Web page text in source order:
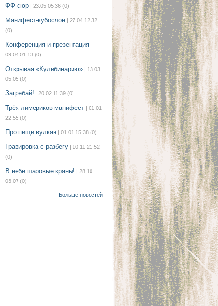
ФФ-сюр | 23.05 05:36 (0)
Манифест-кубослон | 27.04 12:32
(0)
Конференция и презентация |
09.04 01:13 (0)
Открывая «Кулибинарию» | 13.03
05:05 (0)
Загребай! | 20.02 11:39 (0)
Трёх лимериков манифест | 01.01
22:55 (0)
Про пищи вулкан | 01.01 15:38 (0)
Гравировка с разбегу | 10.11 21:52
(0)
В небе шаровые краны! | 28.10
03:07 (0)
Больше новостей